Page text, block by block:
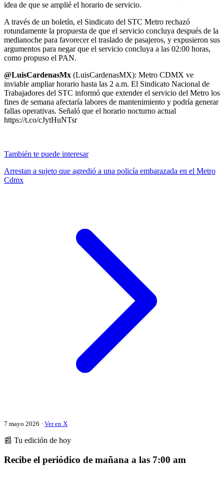
idea de que se amplié el horario de servicio.
A través de un boletín, el Sindicato del STC Metro rechazó
rotundamente la propuesta de que el servicio concluya después de la
medianoche para favorecer el traslado de pasajeros, y expusieron sus
argumentos para negar que el servicio concluya a las 02:00 horas,
como propuso el PAN.
@LuisCardenasMx (LuisCardenasMX): Metro CDMX ve
inviable ampliar horario hasta las 2 a.m. El Sindicato Nacional de
Trabajadores del STC informó que extender el servicio del Metro los
fines de semana afectaría labores de mantenimiento y podría generar
fallas operativas. Señaló que el horario nocturno actual
https://t.co/cJytHuNTsr
También te puede interesar
Arrestan a sujeto que agredió a una policía embarazada en el Metro
Cdmx
7 mayo 2026 · Ver en X
📰 Tu edición de hoy
Recibe el periódico de mañana a las 7:00 am